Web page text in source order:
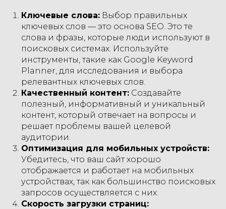
Ключевые слова: Выбор правильных
ключевых слов — это основа SEO. Это те
слова и фразы, которые люди используют в
поисковых системах. Используйте
инструменты, такие как Google Keyword
Planner, для исследования и выбора
релевантных ключевых слов.
Качественный контент: Создавайте
полезный, информативный и уникальный
контент, который отвечает на вопросы и
решает проблемы вашей целевой
аудитории.
Оптимизация для мобильных устройств:
Убедитесь, что ваш сайт хорошо
отображается и работает на мобильных
устройствах, так как большинство поисковых
запросов осуществляется с них.
Скорость загрузки страниц: